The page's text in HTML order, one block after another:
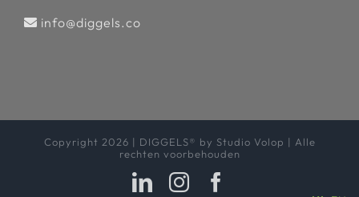
info@diggels.co
Copyright 2026 | DIGGELS® by Studio Volop | Alle
rechten voorbehouden
LinkedInInstagram